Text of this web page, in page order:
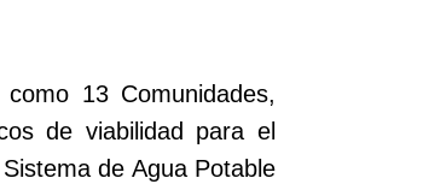
13 Comunidades,
de viabilidad para el
de Agua Potable